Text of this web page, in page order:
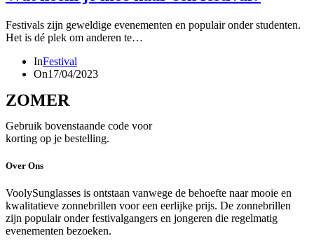
Festivals zijn geweldige evenementen en populair onder studenten.
Het is dé plek om anderen te…
InFestival
On17/04/2023
ZOMER
Gebruik bovenstaande code voor
korting op je bestelling.
Over Ons
VoolySunglasses is ontstaan vanwege de behoefte naar mooie en
kwalitatieve zonnebrillen voor een eerlijke prijs. De zonnebrillen
zijn populair onder festivalgangers en jongeren die regelmatig
evenementen bezoeken.